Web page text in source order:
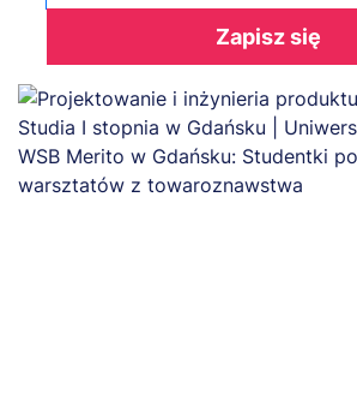
Zapisz się